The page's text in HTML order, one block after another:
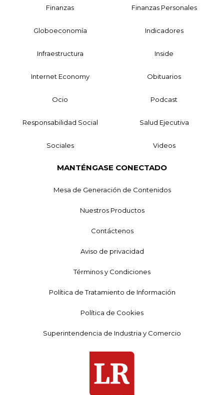
Finanzas Finanzas Personales
Globoeconomía Indicadores
Infraestructura Inside
Internet Economy Obituarios
Ocio Podcast
Responsabilidad Social Salud Ejecutiva
Sociales Videos
MANTÉNGASE CONECTADO
Mesa de Generación de Contenidos
Nuestros Productos
Contáctenos
Aviso de privacidad
Términos y Condiciones
Política de Tratamiento de Información
Política de Cookies
Superintendencia de Industria y Comercio